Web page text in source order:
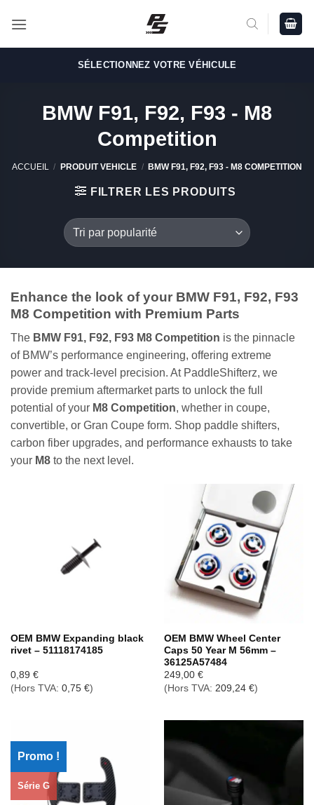
SÉLECTIONNEZ VOTRE VÉHICULE
BMW F91, F92, F93 - M8
Competition
ACCUEIL / PRODUIT VEHICLE / BMW F91, F92, F93 - M8 COMPETITION
FILTRER LES PRODUITS
Enhance the look of your BMW F91, F92, F93
M8 Competition with Premium Parts
The BMW F91, F92, F93 M8 Competition is the pinnacle
of BMW’s performance engineering, offering extreme
power and track-level precision. At PaddleShifterz, we
provide premium aftermarket parts to unlock the full
potential of your M8 Competition, whether in coupe,
convertible, or Gran Coupe form. Shop paddle shifters,
carbon fiber upgrades, and performance exhausts to take
your M8 to the next level.
OEM BMW Expanding black
rivet – 51118174185
0,89 €
(Hors TVA: 0,75 €)
OEM BMW Wheel Center
Caps 50 Year M 56mm –
36125A57484
249,00 €
(Hors TVA: 209,24 €)
Promo !
Série G